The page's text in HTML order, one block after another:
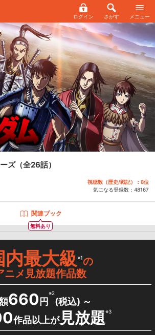
ログイン さがす メニュー
ズ（全26話）
視聴数（歴史/戦記）：8位
気になる登録数： 48167
無料あり
関連ブック
内最大級※1の
ニメ見放題作品数
660 円
※2
(税込) ～
作品以上が見放題※3